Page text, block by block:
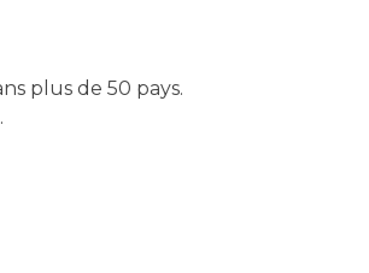
plus de 50 pays.